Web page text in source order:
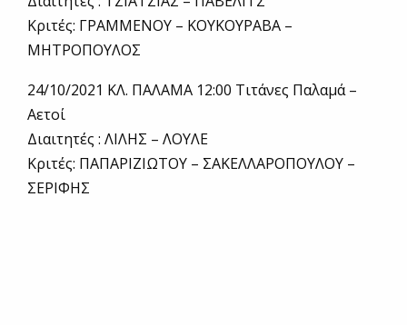
Κριτές: ΓΡΑΜΜΕΝΟΥ – ΚΟΥΚΟΥΡΑΒΑ –
ΜΗΤΡΟΠΟΥΛΟΣ
24/10/2021 ΚΛ. ΠΑΛΑΜΑ 12:00 Τιτάνες Παλαμά –
Αετοί
Διαιτητές : ΛΙΛΗΣ – ΛΟΥΛΕ
Κριτές: ΠΑΠΑΡΙΖΙΩΤΟΥ – ΣΑΚΕΛΛΑΡΟΠΟΥΛΟΥ –
ΣΕΡΙΦΗΣ